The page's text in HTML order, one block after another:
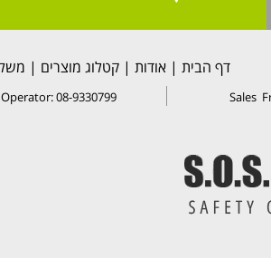
דף הבית |אודות |קטלוג מוצרים |
Sales
08-9330799